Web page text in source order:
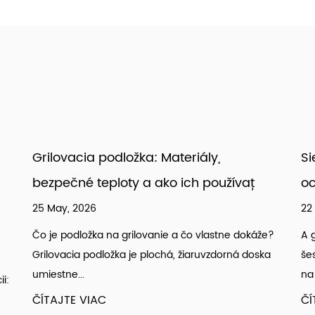
Sieťovaná taška na grilovanie: Nerezová
oceľ pre úspech malých jedál
22 May, 2026
A grilovacie vrece z nerezovej ocele s 3 mm
šesťhrannými otvormi je jediný najúčinnejší nástroj
na gril...
ČÍTAJTE VIAC